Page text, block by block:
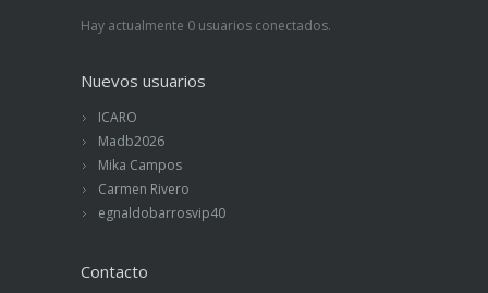
Hay actualmente 0 usuarios conectados.
Nuevos usuarios
ICARO
Madb2026
Mika Campos
Carmen Rivero
egnaldobarrosvip40
Contacto